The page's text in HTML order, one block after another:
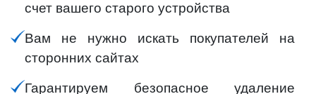
счет вашего старого устройства
Вам не нужно искать покупателей на
сторонних сайтах
Гарантируем безопасное удаление